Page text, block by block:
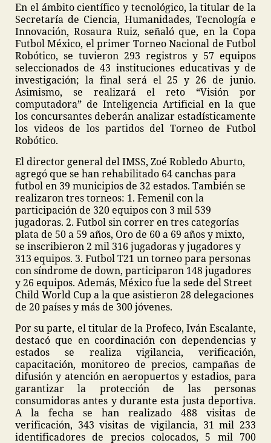
En el ámbito científico y tecnológico, la titular de la
Secretaría de Ciencia, Humanidades, Tecnología e
Innovación, Rosaura Ruiz, señaló que, en la Copa
Futbol México, el primer Torneo Nacional de Futbol
Robótico, se tuvieron 293 registros y 57 equipos
seleccionados de 43 instituciones educativas y de
investigación; la final será el 25 y 26 de junio.
Asimismo, se realizará el reto “Visión por
computadora” de Inteligencia Artificial en la que
los concursantes deberán analizar estadísticamente
los videos de los partidos del Torneo de Futbol
Robótico.
El director general del IMSS, Zoé Robledo Aburto,
agregó que se han rehabilitado 64 canchas para
futbol en 39 municipios de 32 estados. También se
realizaron tres torneos: 1. Femenil con la
participación de 320 equipos con 3 mil 539
jugadoras. 2. Futbol sin correr en tres categorías
plata de 50 a 59 años, Oro de 60 a 69 años y mixto,
se inscribieron 2 mil 316 jugadoras y jugadores y
313 equipos. 3. Futbol T21 un torneo para personas
con síndrome de down, participaron 148 jugadores
y 26 equipos. Además, México fue la sede del Street
Child World Cup a la que asistieron 28 delegaciones
de 20 países y más de 300 jóvenes.
Por su parte, el titular de la Profeco, Iván Escalante,
destacó que en coordinación con dependencias y
estados se realiza vigilancia, verificación,
capacitación, monitoreo de precios, campañas de
difusión y atención en aeropuertos y estadios, para
garantizar la protección de las personas
consumidoras antes y durante esta justa deportiva.
A la fecha se han realizado 488 visitas de
verificación, 343 visitas de vigilancia, 31 mil 233
identificadores de precios colocados, 5 mil 700